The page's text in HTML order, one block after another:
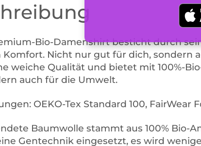
Bio-Damenshirt besticht durch
Nicht nur gut für dich, sondern
weiche Qualität und bietet mit 100%-
auch für die Umwelt.
OEKO-Tex Standard 100, FairWear
Baumwolle stammt aus 100% Bio-
Gentechnik eingesetzt, es wird